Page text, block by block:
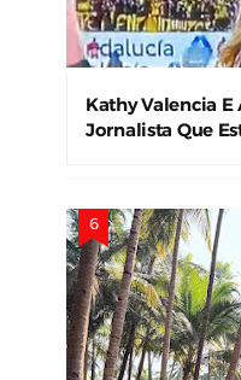
Kathy Valencia E
Jornalista Que